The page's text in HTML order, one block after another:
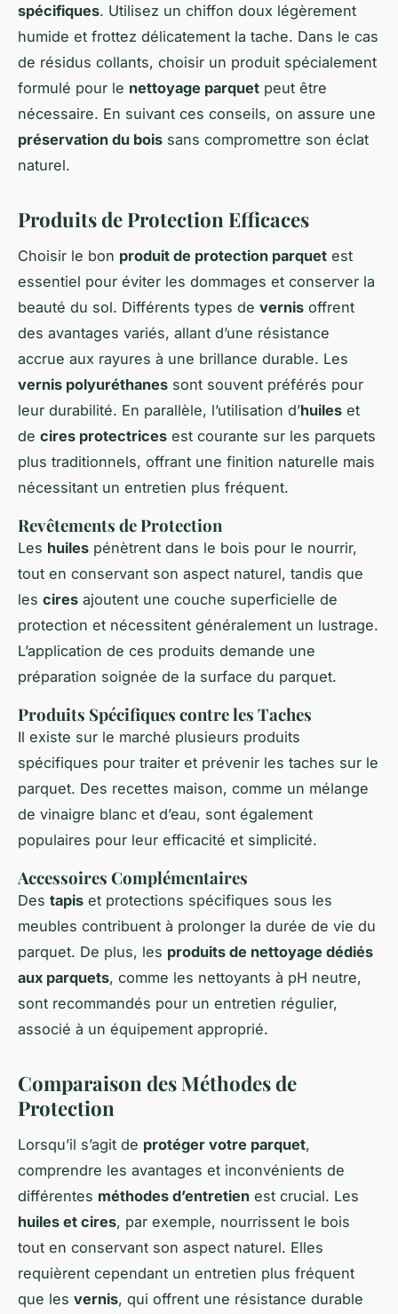
spécifiques. Utilisez un chiffon doux légèrement
humide et frottez délicatement la tache. Dans le cas
de résidus collants, choisir un produit spécialement
formulé pour le nettoyage parquet peut être
nécessaire. En suivant ces conseils, on assure une
préservation du bois sans compromettre son éclat
naturel.
Produits de Protection Efficaces
Choisir le bon produit de protection parquet est
essentiel pour éviter les dommages et conserver la
beauté du sol. Différents types de vernis offrent
des avantages variés, allant d’une résistance
accrue aux rayures à une brillance durable. Les
vernis polyuréthanes sont souvent préférés pour
leur durabilité. En parallèle, l’utilisation d’huiles et
de cires protectrices est courante sur les parquets
plus traditionnels, offrant une finition naturelle mais
nécessitant un entretien plus fréquent.
Revêtements de Protection
Les huiles pénètrent dans le bois pour le nourrir,
tout en conservant son aspect naturel, tandis que
les cires ajoutent une couche superficielle de
protection et nécessitent généralement un lustrage.
L’application de ces produits demande une
préparation soignée de la surface du parquet.
Produits Spécifiques contre les Taches
Il existe sur le marché plusieurs produits
spécifiques pour traiter et prévenir les taches sur le
parquet. Des recettes maison, comme un mélange
de vinaigre blanc et d’eau, sont également
populaires pour leur efficacité et simplicité.
Accessoires Complémentaires
Des tapis et protections spécifiques sous les
meubles contribuent à prolonger la durée de vie du
parquet. De plus, les produits de nettoyage dédiés
aux parquets, comme les nettoyants à pH neutre,
sont recommandés pour un entretien régulier,
associé à un équipement approprié.
Comparaison des Méthodes de
Protection
Lorsqu’il s’agit de protéger votre parquet,
comprendre les avantages et inconvénients de
différentes méthodes d’entretien est crucial. Les
huiles et cires, par exemple, nourrissent le bois
tout en conservant son aspect naturel. Elles
requièrent cependant un entretien plus fréquent
que les vernis, qui offrent une résistance durable